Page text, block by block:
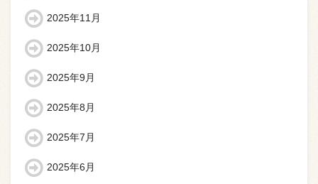
2025年11月
2025年10月
2025年9月
2025年8月
2025年7月
2025年6月